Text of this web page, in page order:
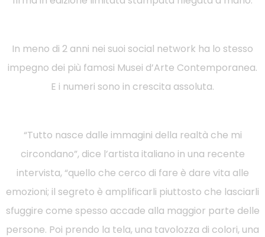
In meno di 2 anni nei suoi social network ha lo stesso
impegno dei più famosi Musei d’Arte Contemporanea.
E i numeri sono in crescita assoluta.
“Tutto nasce dalle immagini della realtà che mi
circondano”, dice l’artista italiano in una recente
intervista, “quello che cerco di fare è dare vita alle
emozioni; il segreto è amplificarli piuttosto che lasciarli
sfuggire come spesso accade alla maggior parte delle
persone. Poi prendo la tela, una tavolozza di colori, una